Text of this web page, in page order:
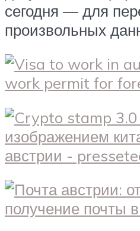
сегодня — для
произвольных